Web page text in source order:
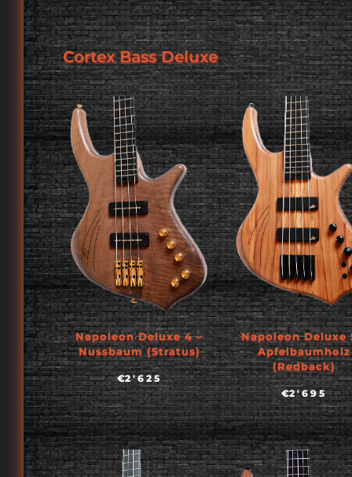
Cortex Bass Deluxe
Napoleon Deluxe 4 –
Nussbaum (Stratus)
€2'625
Napoleon Deluxe
Apfelbaumholz
(Redback)
€2'695